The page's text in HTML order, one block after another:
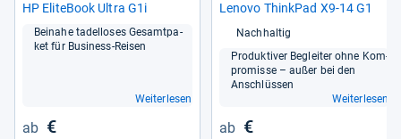
HP Eli­te­Book Ultra G1i
Bei­nahe tadel­lo­ses Gesamt­pa­
ket für Busi­ness-​Rei­sen
Weiterlesen
€
Lenovo Think­Pad X9-​14 G1
Nachhaltig
Pro­duk­ti­ver Beglei­ter ohne Kom­
pro­misse – außer bei den
Anschlüs­sen
Weiterlesen
€